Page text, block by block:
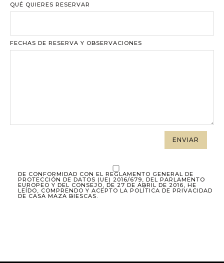
QUÉ QUIERES RESERVAR
FECHAS DE RESERVA Y OBSERVACIONES
DE CONFORMIDAD CON EL REGLAMENTO GENERAL DE
PROTECCIÓN DE DATOS (UE) 2016/679, DEL PARLAMENTO
EUROPEO Y DEL CONSEJO, DE 27 DE ABRIL DE 2016, HE
LEÍDO, COMPRENDO Y ACEPTO LA POLÍTICA DE PRIVACIDAD
DE CASA MAZA BIESCAS.